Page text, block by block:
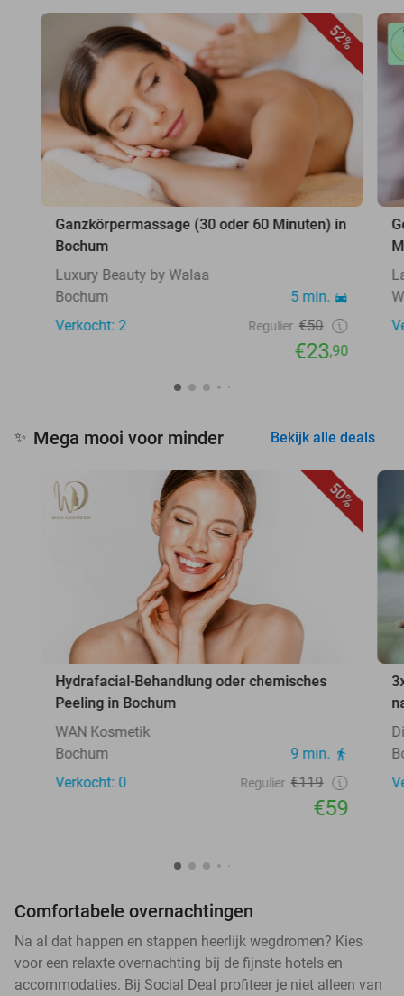
52%
Ganzkörpermassage (30 oder 60 Minuten) in
Bochum
Luxury Beauty by Walaa
Bochum
5 min.
Verkocht: 2
Regulier €50
€23,90
✨ Mega mooi voor minder Bekijk alle deals
50%
Hydrafacial-Behandlung oder chemisches
Peeling in Bochum
WAN Kosmetik
Bochum
9 min.
Verkocht: 0
Regulier €119
€59
Comfortabele overnachtingen
Na al dat happen en stappen heerlijk wegdromen? Kies
voor een relaxte overnachting bij de fijnste hotels en
accommodaties. Bij Social Deal profiteer je niet alleen van